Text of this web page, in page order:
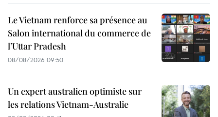
Le Vietnam renforce sa présence au
Salon international du commerce de
l’Uttar Pradesh
08/08/2026 09:50
Un expert australien optimiste sur
les relations Vietnam-Australie